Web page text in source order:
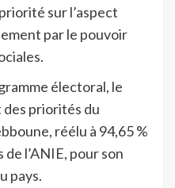
sur l’aspect
par le pouvoir
électoral, le
des priorités du
réélu à 94,65 %
l’ANIE, pour son
pays.